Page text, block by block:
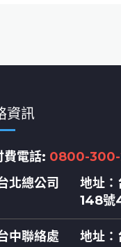
資訊
費電話: 0800-
北總公司
地址：
148號
中聯絡處 地址：